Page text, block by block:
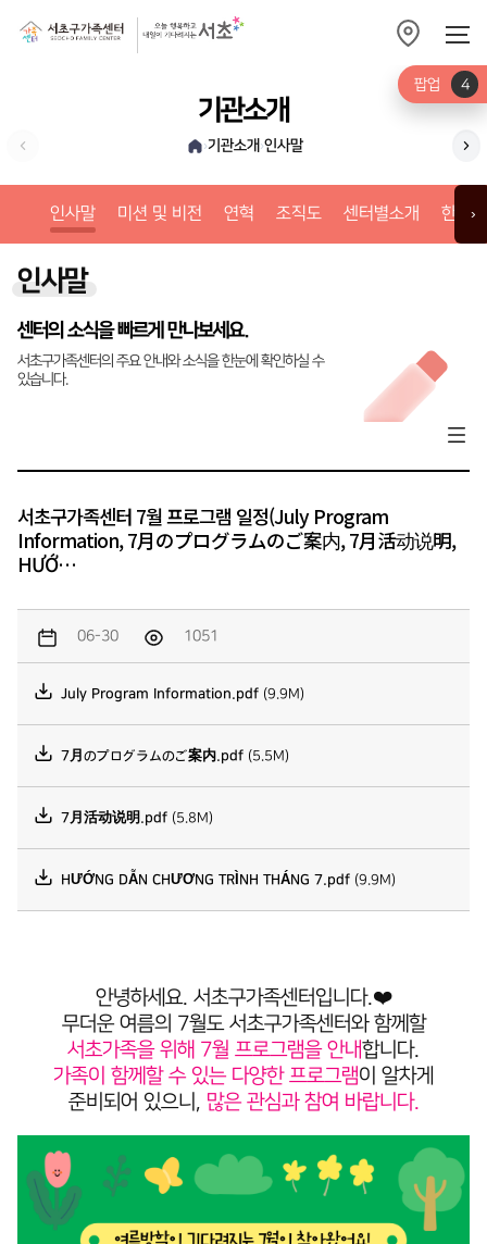
기관소개
›기관소개 ›인사말 미
인사말 미션 및 비전 연혁 조직도 센터별소개 한눈›
인사말
센터의 소식을 빠르게 만나보세요.
서초구가족센터의 주요 안내와 소식을 한눈에 확인하실 수
있습니다.
서초구가족센터 7월 프로그램 일정(July Program
Information, 7月のプログラムのご案内, 7月活动说明,
HƯỚ…
06-30 1051
July Program Information.pdf (9.9M)
7月のプログラムのご案内.pdf (5.5M)
7月活动说明.pdf (5.8M)
HƯỚNG DẪN CHƯƠNG TRÌNH THÁNG 7.pdf (9.9M)
안녕하세요. 서초구가족센터입니다.❤️
무더운 여름의 7월도 서초구가족센터와 함께할
서초가족을 위해 7월 프로그램을 안내합니다.
가족이 함께할 수 있는 다양한 프로그램이 알차게
준비되어 있으니, 많은 관심과 참여 바랍니다.
팝업 4